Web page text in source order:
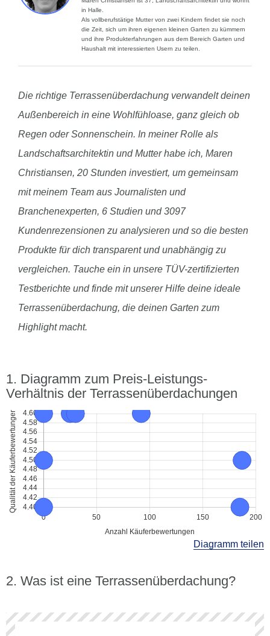
in Halle.
Als vollberufstätige Mutter von zwei Kindern findet sie noch
die Zeit, sich um ihren eigenen kleinen Garten zu kümmern
und ihre Produkterfahrungen aus dem Bereich Garten und
Haushalt mit interessierten Usern zu teilen.
Die richtige Terrassenüberdachung verwandelt deinen
Außenbereich in eine Wohlfühloase, ganz gleich ob
Regen oder Sonnenschein. In meiner Rolle als
Landschaftsarchitektin und Mutter habe ich, Maren
Christiansen, 20 Stunden investiert, um gemeinsam
mit meinem Team aus Journalisten und
Branchenexperten, 6 Studien und 3097
Kundenrezensionen zu analysieren und so die besten
Produkte für dich transparent und unabhängig zu
vergleichen. Tauche ein in unsere TÜV-zertifizierten
Testberichte und finde mit unserer Hilfe deine ideale
Terrassenüberdachung, die deinen Garten zum
Highlight macht.
Diagramm zum Preis-Leistungs-
Verhältnis der Terrassenüberdachungen
Diagramm teilen
Was ist eine Terrassenüberdachung?